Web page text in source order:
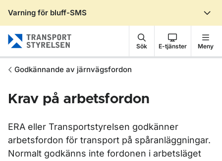
Varning för bluff-SMS
Sök E-tjänster Meny
Godkännande av järnvägsfordon
Krav på arbetsfordon
ERA eller Transportstyrelsen godkänner
arbetsfordon för transport på spåranläggningar.
Normalt godkänns inte fordonen i arbetsläget